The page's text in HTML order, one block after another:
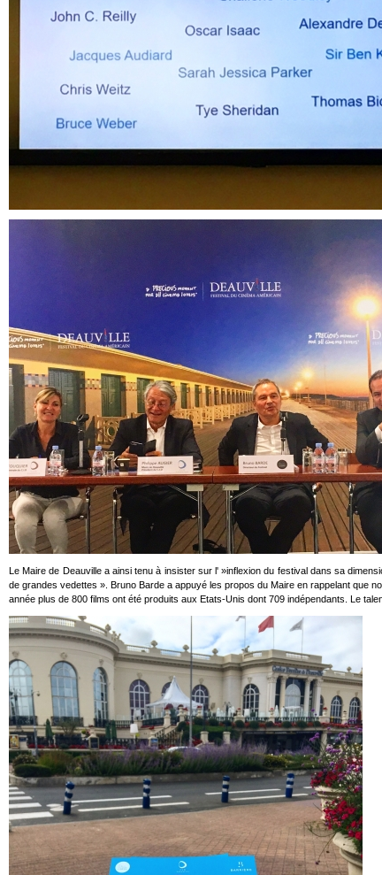
Le Maire de Deauville a ainsi tenu à insister sur l' »inflexion du festival dans sa
de grandes vedettes ». Bruno Barde a appuyé les propos du Maire en rappelant que
année plus de 800 films ont été produits aux Etats-Unis dont 709 indépendants. Le